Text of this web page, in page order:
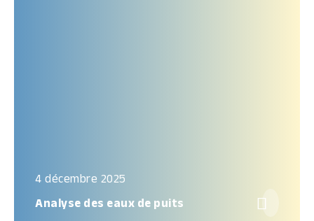
4 décembre 2025
Analyse des eaux de puits
